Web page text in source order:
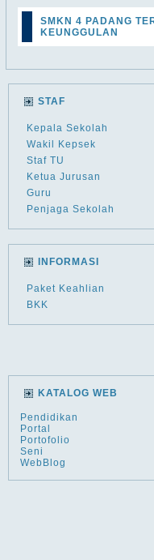
SMKN 4 PADANG
KEUNGGULAN
STAF
Kepala Sekolah
Wakil Kepsek
Staf TU
Ketua Jurusan
Guru
Penjaga Sekolah
INFORMASI
Paket Keahlian
BKK
KATALOG WEB
Pendidikan
Portal
Portofolio
Seni
WebBlog